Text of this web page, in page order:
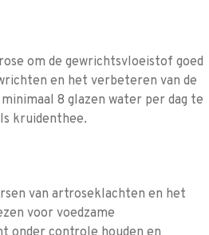
om de gewrichtsvloeistof goed
en het verbeteren van de
8 glazen water per dag te
kruidenthee.
van artroseklachten en het
voor voedzame